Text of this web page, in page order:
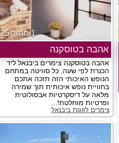
1 מתוך 25
אהבה בטוסקנה
אהבה בטוסקנה צימרים ביבנאל ליד
הכנרת לפי שעה, כל סוויטה במתחם
הנופש האיכותי הזה תזכה אתכם
בחוויית נופש איכותית תוך שמירה
מלאה על דיסקרטיות אבסולוטית
ופרטיות מוחלטת!...
צימרים לזוגות ביבנאל